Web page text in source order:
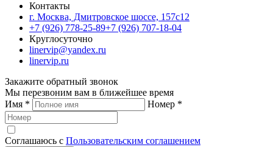
Контакты
г. Москва, Дмитровское шоссе, 157c12
+7 (926) 778-25-89+7 (926) 707-18-04
Круглосуточно
linervip@yandex.ru
linervip.ru
Закажите обратный звонок
Мы перезвоним вам в ближейшее время
Имя * Номер *
Соглашаюсь с Пользовательским соглашением